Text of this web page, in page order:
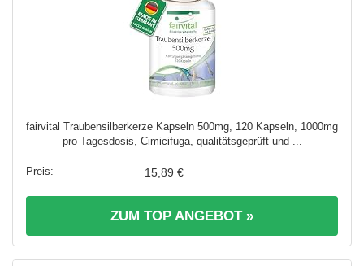
fairvital Traubensilberkerze Kapseln 500mg, 120 Kapseln, 1000mg
pro Tagesdosis, Cimicifuga, qualitätsgeprüft und ...
15,89 €
ZUM TOP ANGEBOT »